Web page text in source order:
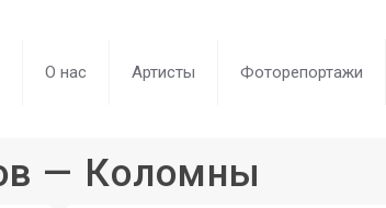
О нас Артисты Фоторепортажи
— Коломны